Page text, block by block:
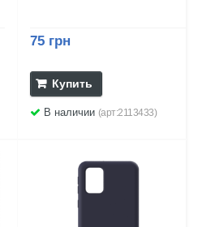
75 грн
Купить
В наличии (арт:2113433)